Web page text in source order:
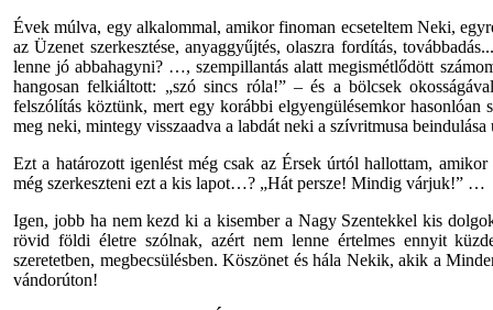
Évek múlva, egy alkalommal, amikor finoman ecseteltem Neki,
az Üzenet szerkesztése, anyaggyűjtés, olaszra fordítás,
lenne jó abbahagyni? …, szempillantás alatt megismétlődött
hangosan felkiáltott: „szó sincs róla!” – és a bölcsek
felszólítás köztünk, mert egy korábbi elgyengülésemkor hasonlóan
meg neki, mintegy visszaadva a labdát neki a szívritmusa beindulása
Ezt a határozott igenlést még csak az Érsek úrtól hallottam,
még szerkeszteni ezt a kis lapot…? „Hát persze! Mindig várjuk!” …
Igen, jobb ha nem kezd ki a kisember a Nagy Szentekkel kis
rövid földi életre szólnak, azért nem lenne értelmes ennyit
szeretetben, megbecsülésben. Köszönet és hála Nekik, akik a
vándorúton!